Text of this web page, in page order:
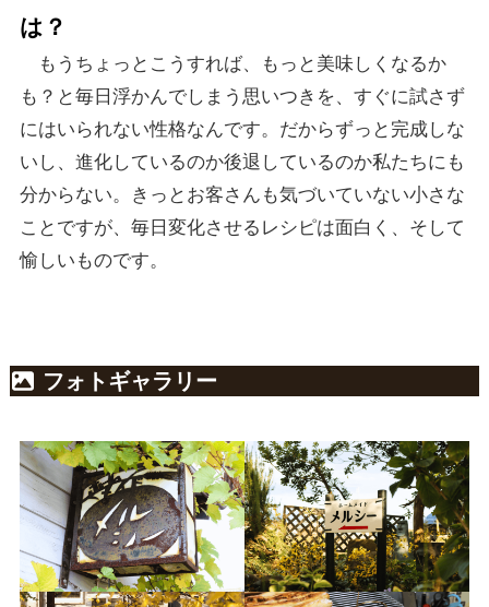
は？
もうちょっとこうすれば、もっと美味しくなるか
も？と毎日浮かんでしまう思いつきを、すぐに試さず
にはいられない性格なんです。だからずっと完成しな
いし、進化しているのか後退しているのか私たちにも
分からない。きっとお客さんも気づいていない小さな
ことですが、毎日変化させるレシピは面白く、そして
愉しいものです。
フォトギャラリー